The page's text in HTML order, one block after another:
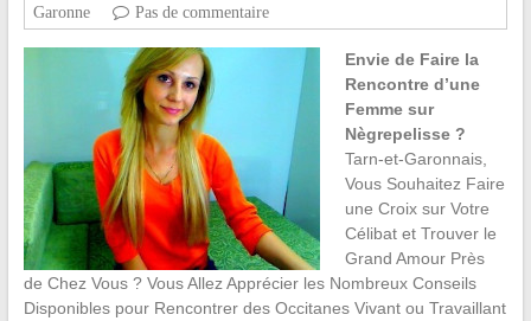
Garonne
Pas de commentaire
Envie de Faire la
Rencontre d’une
Femme sur
Nègrepelisse ?
Tarn-et-Garonnais,
Vous Souhaitez Faire
une Croix sur Votre
Célibat et Trouver le
Grand Amour Près
de Chez Vous ? Vous Allez Apprécier les Nombreux Conseils
Disponibles pour Rencontrer des Occitanes Vivant ou Travaillant